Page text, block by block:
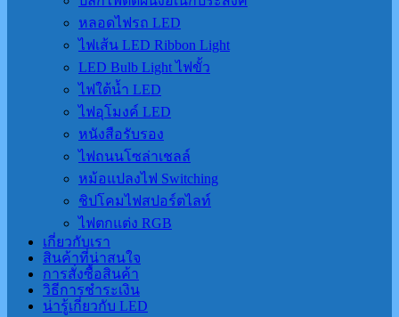
หลอดไฟรถ LED
ไฟเส้น LED Ribbon Light
LED Bulb Light ไฟขั้ว
ไฟใต้น้ำ LED
ไฟอุโมงค์ LED
หนังสือรับรอง
ไฟถนนโซล่าเชลล์
หม้อแปลงไฟ Switching
ชิปโคมไฟสปอร์ตไลท์
ไฟตกแต่ง RGB
เกี่ยวกับเรา
สินค้าที่น่าสนใจ
การสั่งซื้อสินค้า
วิธีการชำระเงิน
น่ารู้เกี่ยวกับ LED